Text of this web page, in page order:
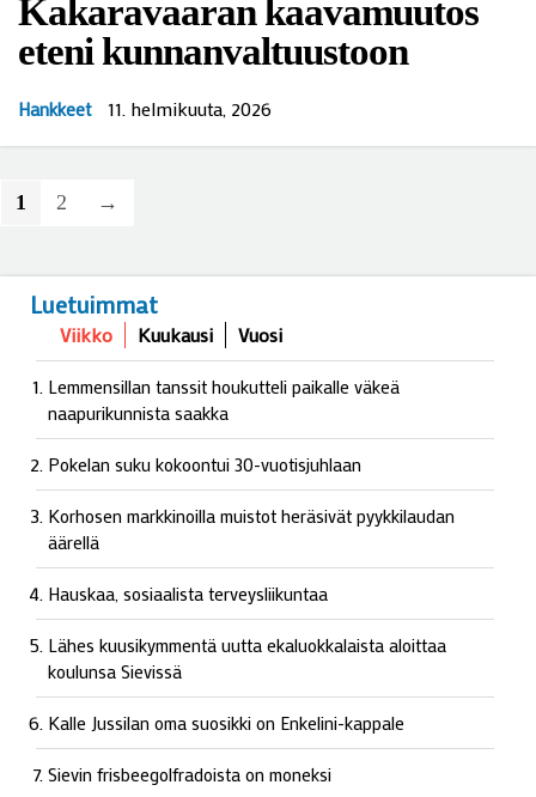
Kakaravaaran kaavamuutos
eteni kunnanvaltuustoon
Hankkeet 11. helmikuuta, 2026
1 2 →
Luetuimmat
Viikko Kuukausi Vuosi
Lemmensillan tanssit houkutteli paikalle väkeä
naapurikunnista saakka
Pokelan suku kokoontui 30-vuotisjuhlaan
Korhosen markkinoilla muistot heräsivät pyykkilaudan
äärellä
Hauskaa, sosiaalista terveysliikuntaa
Lähes kuusikymmentä uutta ekaluokkalaista aloittaa
koulunsa Sievissä
Kalle Jussilan oma suosikki on Enkelini-kappale
Sievin frisbeegolfradoista on moneksi